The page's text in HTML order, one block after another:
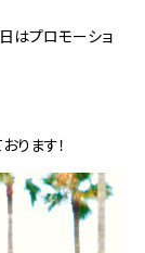
はプロモーショ
ります！